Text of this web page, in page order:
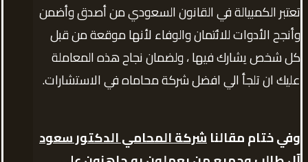
تعتبر الكمبيالة في القانون السعودي من أصدق وأضمن
وأنجح الأدوات للائتمان والوفاء لأنها موقعة من قبل
كل شخص يشارك فيها ، ولضمان نجاح هذه المعاملة
عليك ان تلجأ الي افضل شركة محاماه في الاستشارات.
وفي ختام مقالناشركة المحامي الدكتور سعود